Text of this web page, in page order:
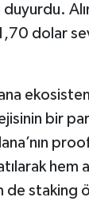
duyurdu.
dolar
bir
hem
de staking